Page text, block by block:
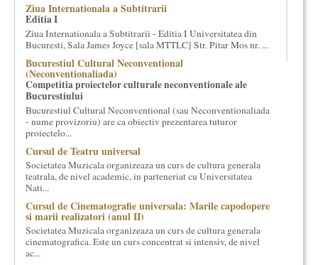
cei care il finantateaza sunt in rubricile de mai jos.
Ziua Internationala a Subtitrarii
Editia I
Ziua Internationala a Subtitrarii - Editia I Universitatea din
Bucuresti, Sala James Joyce [sala MTTLC] Str. Pitar Mos nr. ...
Bucurestiul Cultural Neconventional
(Neconventionaliada)
Competitia proiectelor culturale neconventionale ale
Bucurestiului
Bucurestiul Cultural Neconventional (sau Neconventionaliada
- nume provizoriu) are ca obiectiv prezentarea tuturor
proiectelo...
Cursul de Teatru universal
Societatea Muzicala organizeaza un curs de cultura generala
teatrala, de nivel academic, in parteneriat cu Universitatea
Nati...
Cursul de Cinematografie universala: Marile capodopere
si marii realizatori (anul II)
Societatea Muzicala organizeaza un curs de cultura generala
cinematografica. Este un curs concentrat si intensiv, de nivel
ac...